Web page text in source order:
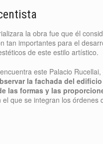
la obra fue que él
tan importantes para el
de este estilo artístico.
este Palacio
la fachada del
las formas y las
que se integran los